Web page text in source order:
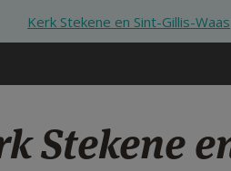
Kerk Stekene en Sint-Gillis-Waas
Stekene